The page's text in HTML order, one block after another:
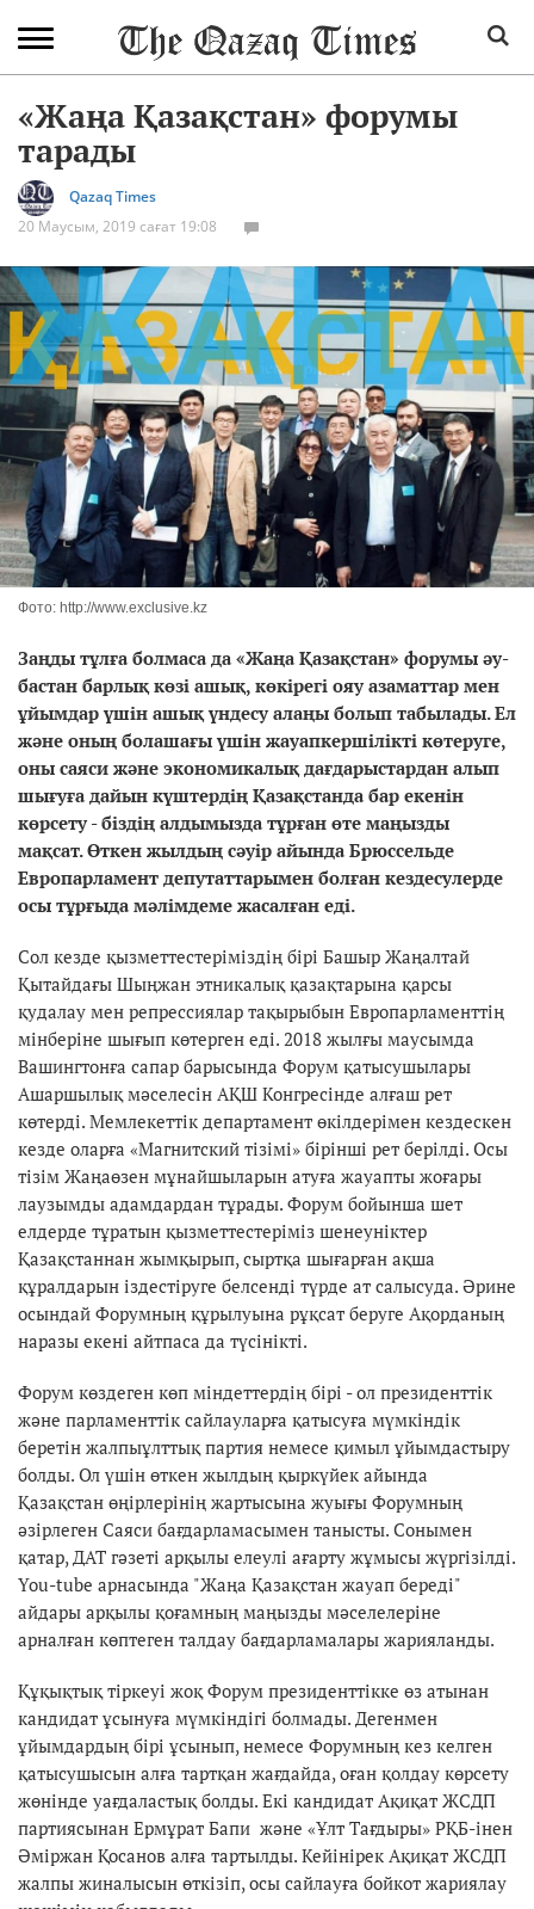
«Жаңа Қазақстан» форумы
тарады
Qazaq Times
20 Маусым, 2019 сағат 19:08
Фото: http://www.exclusive.kz
Заңды тұлға болмаса да «Жаңа Қазақстан» форумы әу-
бастан барлық көзі ашық, көкірегі ояу азаматтар мен
ұйымдар үшін ашық үндесу алаңы болып табылады. Ел
және оның болашағы үшін жауапкершілікті көтеруге,
оны саяси және экономикалық дағдарыстардан алып
шығуға дайын күштердің Қазақстанда бар екенін
көрсету - біздің алдымызда тұрған өте маңызды
мақсат. Өткен жылдың сәуір айында Брюссельде
Европарламент депутаттарымен болған кездесулерде
осы тұрғыда мәлімдеме жасалған еді.
Сол кезде қызметтестеріміздің бірі Башыр Жаңалтай
Қытайдағы Шыңжан этникалық қазақтарына қарсы
қудалау мен репрессиялар тақырыбын Европарламенттің
мінберіне шығып көтерген еді. 2018 жылғы маусымда
Вашингтонға сапар барысында Форум қатысушылары
Ашаршылық мәселесін АҚШ Конгресінде алғаш рет
көтерді. Мемлекеттік департамент өкілдерімен кездескен
кезде оларға «Магнитский тізімі» бірінші рет берілді. Осы
тізім Жаңаөзен мұнайшыларын атуға жауапты жоғары
лаузымды адамдардан тұрады. Форум бойынша шет
елдерде тұратын қызметтестеріміз шенеуніктер
Қазақстаннан жымқырып, сыртқа шығарған ақша
құралдарын іздестіруге белсенді түрде ат салысуда. Әрине
осындай Форумның құрылуына рұқсат беруге Ақорданың
наразы екені айтпаса да түсінікті.
Форум көздеген көп міндеттердің бірі - ол президенттік
және парламенттік сайлауларға қатысуға мүмкіндік
беретін жалпыұлттық партия немесе қимыл ұйымдастыру
болды. Ол үшін өткен жылдың қыркүйек айында
Қазақстан өңірлерінің жартысына жуығы Форумның
әзірлеген Саяси бағдарламасымен танысты. Сонымен
қатар, ДАТ гәзеті арқылы елеулі ағарту жұмысы жүргізілді.
You-tube арнасында "Жаңа Қазақстан жауап береді"
айдары арқылы қоғамның маңызды мәселелеріне
арналған көптеген талдау бағдарламалары жарияланды.
Құқықтық тіркеуі жоқ Форум президенттікке өз атынан
кандидат ұсынуға мүмкіндігі болмады. Дегенмен
ұйымдардың бірі ұсынып, немесе Форумның кез келген
қатысушысын алға тартқан жағдайда, оған қолдау көрсету
жөнінде уағдаластық болды. Екі кандидат Ақиқат ЖСДП
партиясынан Ермұрат Бапи және «Ұлт Тағдыры» РҚБ-інен
Әміржан Қосанов алға тартылды. Кейінірек Ақиқат ЖСДП
жалпы жиналысын өткізіп, осы сайлауға бойкот жариялау